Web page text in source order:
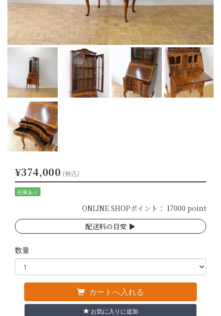
¥374,000 (税込)
在庫あり
ONLINE SHOPポイント： 17000 point
配送料の目安 ▶︎
数量
カートへ入れる
お気に入りに追加